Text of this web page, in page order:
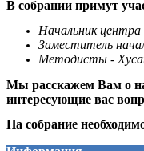
В собрании примут
Начальник центра
Заместитель
Методисты -
Мы расскажем Вам о
интересующие вас
На собрание